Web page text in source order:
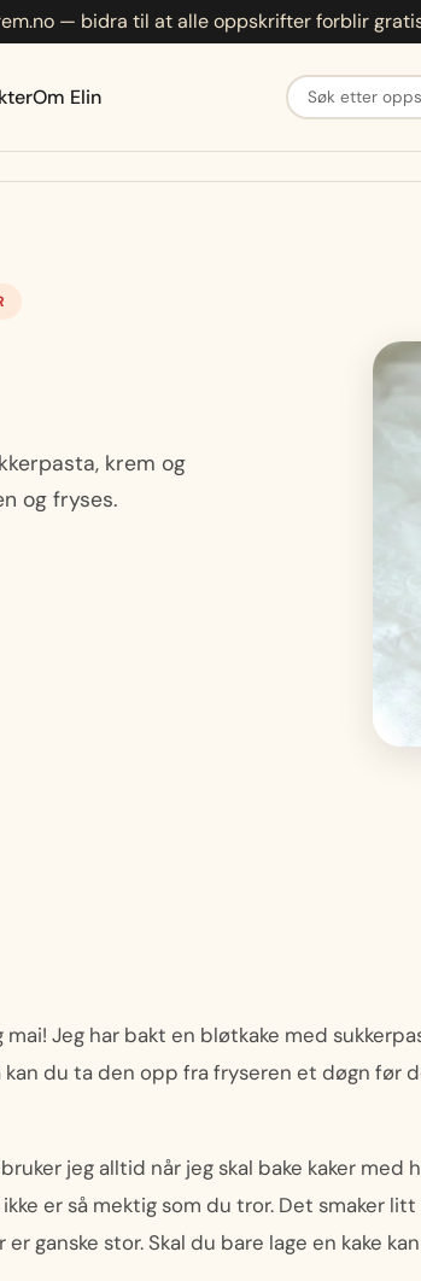
— bidra til at alle oppskrifter forblir
Om Elin Søk etter
krem og
og fryses.
Jeg har bakt en bløtkake med
du ta den opp fra fryseren et døgn før
jeg alltid når jeg skal bake kaker med
er så mektig som du tror. Det smaker litt
ganske stor. Skal du bare lage en kake